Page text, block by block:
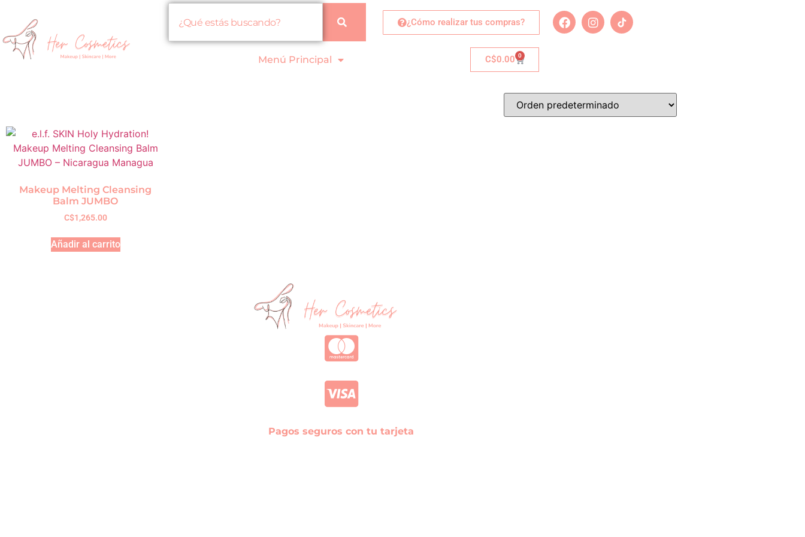
¿Cómo realizar tus compras?
Menú Principal C$0.00 0
Makeup Melting Cleansing
Balm JUMBO
C$1,265.00
Añadir al carrito
Pagos seguros con tu tarjeta